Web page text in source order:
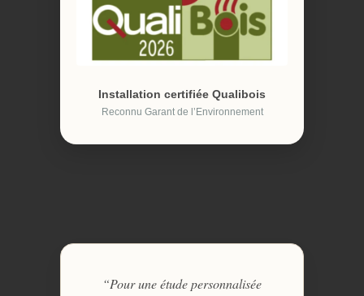
Installation certifiée Qualibois
Reconnu Garant de l’Environnement
“Pour une étude personnalisée